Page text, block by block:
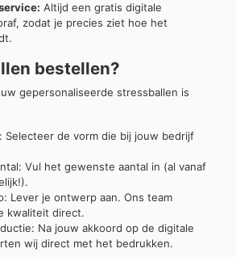
Altijd een gratis digitale
zodat je precies ziet hoe het
bestellen?
gepersonaliseerde stressballen is
Selecteer de vorm die bij jouw bedrijf
Vul het gewenste aantal in (al vanaf
Lever je ontwerp aan. Ons team
kwaliteit direct.
Na jouw akkoord op de digitale
wij direct met het bedrukken.